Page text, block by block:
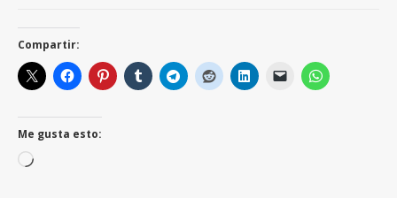
Compartir:
Me gusta esto:
Cargando...